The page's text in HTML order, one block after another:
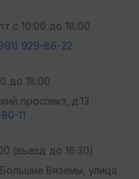
с 10:00 до 18:00
929-86-22
до 18:00
проспект, д.13
11
(въезд до 16:30)
Вязёмы, улица